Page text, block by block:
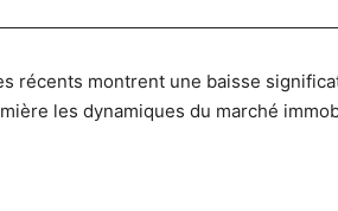
récents montrent une baisse
les dynamiques du marché